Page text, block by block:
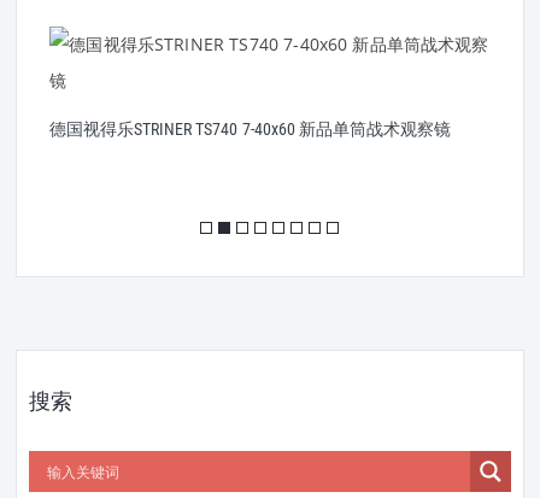
德国视得乐STRINER TS740 7-40x60 新品单筒战术观察镜
搜索